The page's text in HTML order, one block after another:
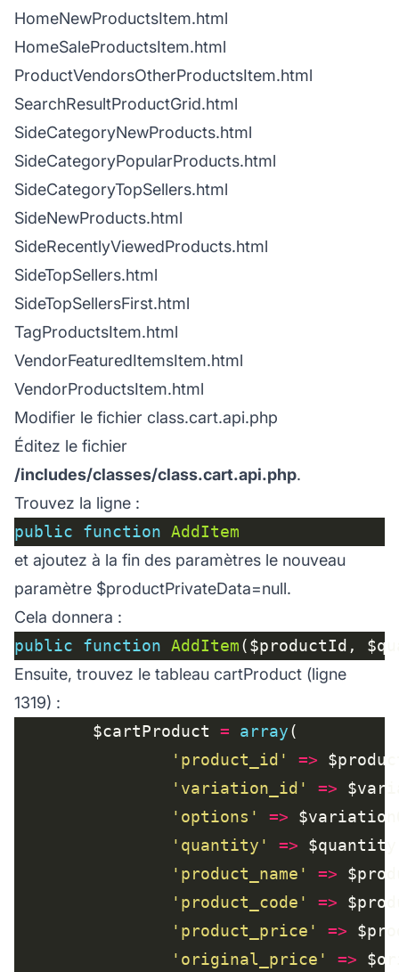
HomeNewProductsItem.html
HomeSaleProductsItem.html
ProductVendorsOtherProductsItem.html
SearchResultProductGrid.html
SideCategoryNewProducts.html
SideCategoryPopularProducts.html
SideCategoryTopSellers.html
SideNewProducts.html
SideRecentlyViewedProducts.html
SideTopSellers.html
SideTopSellersFirst.html
TagProductsItem.html
VendorFeaturedItemsItem.html
VendorProductsItem.html
Modifier le fichier class.cart.api.php
Éditez le fichier
/includes/classes/class.cart.api.php.
Trouvez la ligne :
public
function AddItem
et ajoutez à la fin des paramètres le nouveau
paramètre $productPrivateData=null.
Cela donnera :
public
function AddItem($productId,
Ensuite, trouvez le tableau cartProduct (ligne
1319) :
        $cartProduct
= array
'product_id'
=>
'variation_id'
=>
'options'
=>
'quantity'
=>
'product_name'
=>
'product_code'
=>
'product_price'
=>
'original_price'
=>